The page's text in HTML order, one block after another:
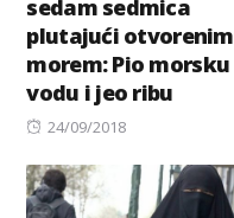
sedam sedmica
plutajući otvorenim
morem: Pio morsku
vodu i jeo ribu
Posted
24/09/2018